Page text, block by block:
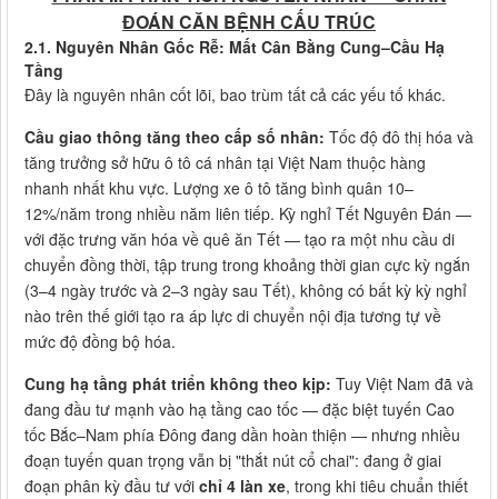
ĐOÁN CĂN BỆNH CẤU TRÚC
2.1. Nguyên Nhân Gốc Rễ: Mất Cân Bằng Cung–Cầu Hạ
Tầng
Đây là nguyên nhân cốt lõi, bao trùm tất cả các yếu tố khác.
Cầu giao thông tăng theo cấp số nhân: Tốc độ đô thị hóa và
tăng trưởng sở hữu ô tô cá nhân tại Việt Nam thuộc hàng
nhanh nhất khu vực. Lượng xe ô tô tăng bình quân 10–
12%/năm trong nhiều năm liên tiếp. Kỳ nghỉ Tết Nguyên Đán —
với đặc trưng văn hóa về quê ăn Tết — tạo ra một nhu cầu di
chuyển đồng thời, tập trung trong khoảng thời gian cực kỳ ngắn
(3–4 ngày trước và 2–3 ngày sau Tết), không có bất kỳ kỳ nghỉ
nào trên thế giới tạo ra áp lực di chuyển nội địa tương tự về
mức độ đồng bộ hóa.
Cung hạ tầng phát triển không theo kịp: Tuy Việt Nam đã và
đang đầu tư mạnh vào hạ tầng cao tốc — đặc biệt tuyến Cao
tốc Bắc–Nam phía Đông đang dần hoàn thiện — nhưng nhiều
đoạn tuyến quan trọng vẫn bị "thắt nút cổ chai": đang ở giai
đoạn phân kỳ đầu tư với chỉ 4 làn xe, trong khi tiêu chuẩn thiết